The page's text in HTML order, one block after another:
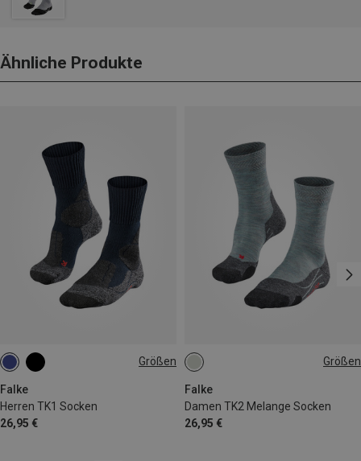
Ähnliche Produkte
Größen
Falke
Herren TK1 Socken
26,95 €
39|40|41
44|45
46|47|48
Größen
Falke
Damen TK2 Melange Socken
26,95 €
35|36
41|42